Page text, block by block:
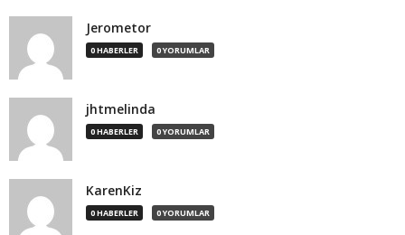
Jerometor
0 HABERLER 0 YORUMLAR
jhtmelinda
0 HABERLER 0 YORUMLAR
KarenKiz
0 HABERLER 0 YORUMLAR